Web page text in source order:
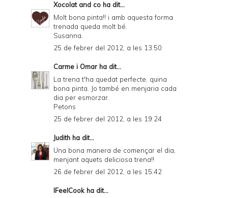
Xocolat and co ha dit...
Molt bona pinta!! i amb aquesta forma
trenada queda molt bé.
Susanna.
25 de febrer del 2012, a les 13:50
Carme i Omar ha dit...
La trena t'ha quedat perfecte, quina
bona pinta. Jo també en menjaria cada
dia per esmorzar.
Petons
25 de febrer del 2012, a les 19:24
Judith ha dit...
Una bona manera de començar el dia,
menjant aquets deliciosa trena!!
26 de febrer del 2012, a les 15:42
IFeelCookha dit...